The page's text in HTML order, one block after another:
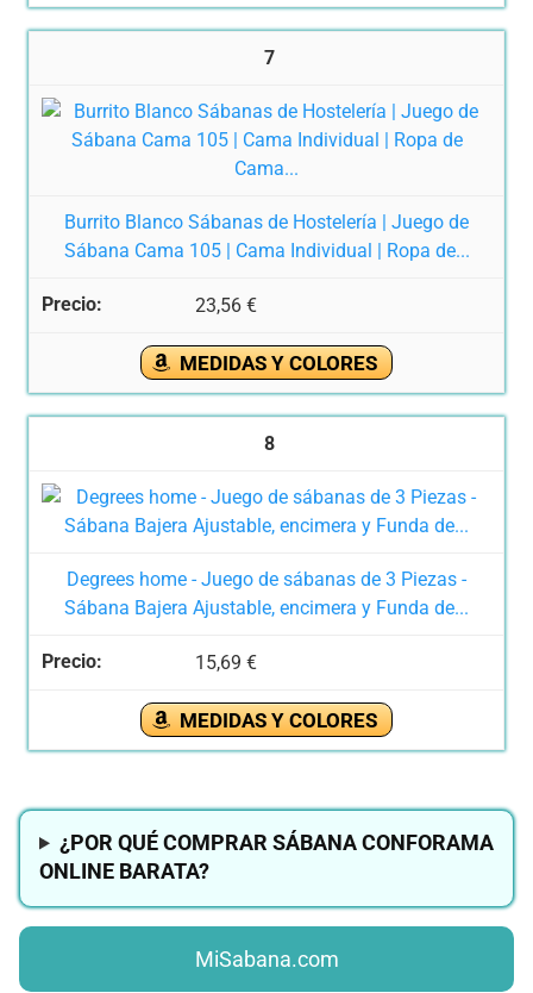
7
Burrito Blanco Sábanas de Hostelería | Juego de
Sábana Cama 105 | Cama Individual | Ropa de...
23,56 €
MEDIDAS Y COLORES
8
Degrees home - Juego de sábanas de 3 Piezas -
Sábana Bajera Ajustable, encimera y Funda de...
15,69 €
MEDIDAS Y COLORES
¿POR QUÉ COMPRAR SÁBANA CONFORAMA
ONLINE BARATA?
MiSabana.com